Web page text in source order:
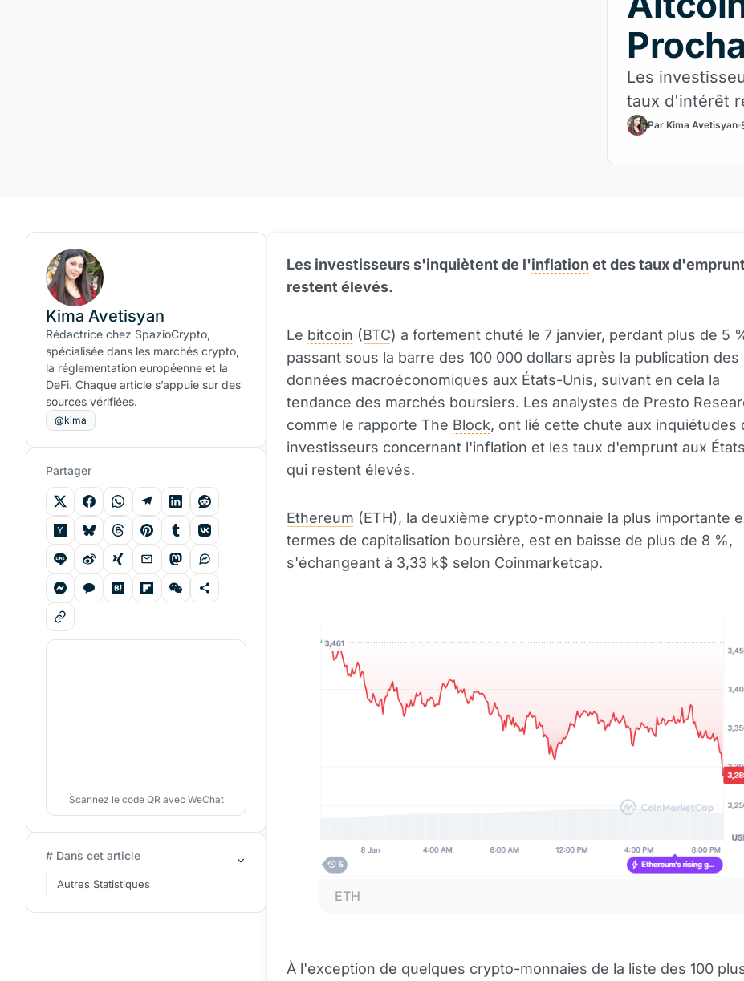
Les
taux d'intérêt
Par Kima Avetisyan
Les investisseurs s'inquiètent de l'inflation et des taux
restent élevés.
Le bitcoin (BTC) a fortement chuté le 7 janvier, perdant plus de 5
passant sous la barre des 100 000 dollars après la publication des
données macroéconomiques aux États-Unis, suivant en cela la
tendance des marchés boursiers. Les analystes de Presto
comme le rapporte The Block, ont lié cette chute aux inquiétudes
investisseurs concernant l'inflation et les taux d'emprunt aux
qui restent élevés.
Ethereum (ETH), la deuxième crypto-monnaie la plus importante
termes de capitalisation boursière, est en baisse de plus de 8 %,
s'échangeant à 3,33 k$ selon Coinmarketcap.
ETH
À l'exception de quelques crypto-monnaies de la liste des 100
Kima Avetisyan
Rédactrice chez SpazioCrypto,
spécialisée dans les marchés crypto,
la réglementation européenne et la
DeFi. Chaque article s’appuie sur des
sources vérifiées.
@kima
Partager
Scannez le code QR avec WeChat
# Dans cet article
Autres Statistiques